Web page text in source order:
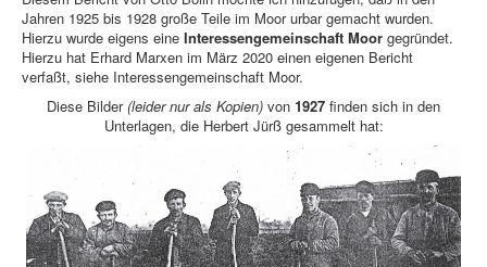
Jahren 1925 bis 1928 große Teile im Moor urbar gemacht wurden.
Hierzu wurde eigens eine Interessengemeinschaft Moor gegründet.
Hierzu hat Erhard Marxen im März 2020 einen eigenen Bericht
verfaßt, siehe Interessengemeinschaft Moor.
Diese Bilder(leider nur als Kopien) von 1927 finden sich in den
Unterlagen, die Herbert Jürß gesammelt hat: